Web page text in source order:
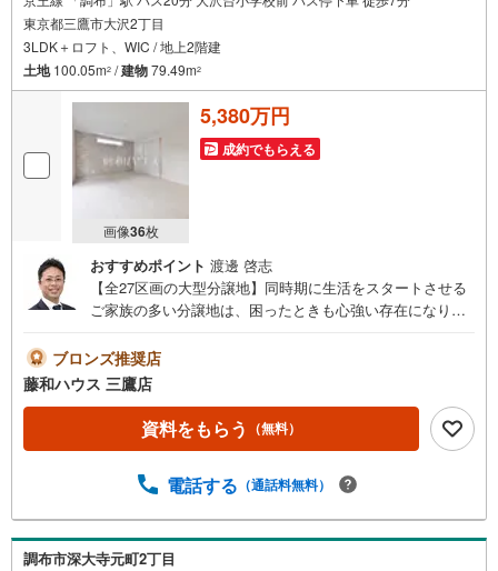
東京都三鷹市大沢2丁目
3LDK＋ロフト、WIC / 地上2階建
土地100.05m2 /建物79.49m2
画像36枚
5,380万円
成約でもらえる
おすすめポイント 渡邊 啓志
【全27区画の大型分譲地】同時期に生活をスタートさせる
ご家族の多い分譲地は、困ったときも心強い存在になりそ
の三鷹店までお気軽にご連絡・ご相談下さい
ブロンズ推奨店
藤和ハウス 三鷹店
資料をもらう （無料）
電話する （通話料無料）
調布市深大寺元町2丁目